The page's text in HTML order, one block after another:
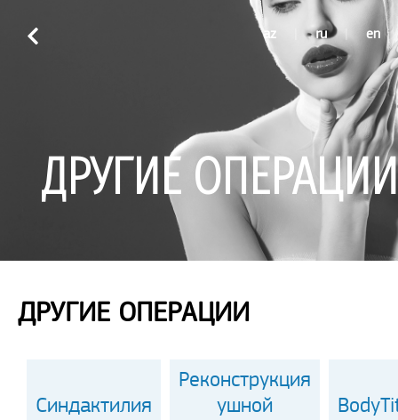
az ru en
ДРУГИЕ ОПЕРАЦИИ
ДРУГИЕ ОПЕРАЦИИ
Синдактилия
Реконструкция
ушной